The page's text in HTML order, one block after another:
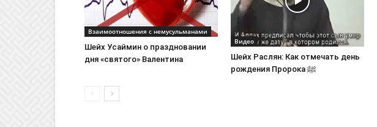
Взаимоотношения с немусульманами
Шейх Усаймин о праздновании
дня «святого» Валентина
Видео
Шейх Раслян: Как отмечать день
рождения Пророка ﷺ